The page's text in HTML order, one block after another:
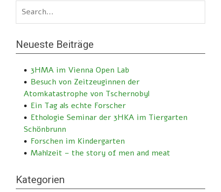
Neueste Beiträge
3HMA im Vienna Open Lab
Besuch von Zeitzeuginnen der
Atomkatastrophe von Tschernobyl
Ein Tag als echte Forscher
Ethologie Seminar der 3HKA im Tiergarten
Schönbrunn
Forschen im Kindergarten
Mahlzeit – the story of men and meat
Kategorien